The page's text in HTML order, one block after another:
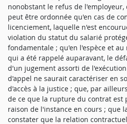
nonobstant le refus de l'employeur,
peut être ordonnée qu'en cas de
licenciement, laquelle n'est
violation du statut du salarié
fondamentale ; qu'en l'espèce et
qui a été rappelé auparavant, le
d'un jugement assorti de
d'appel ne saurait caractériser en
d'accès à la justice ; que, par
de ce que la rupture du contrat est
raison de l'instance en cours ; que
constater que la relation